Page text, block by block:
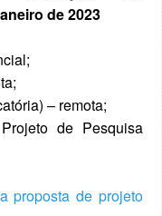
de 2023
– remota;
de Pesquisa
proposta de projeto